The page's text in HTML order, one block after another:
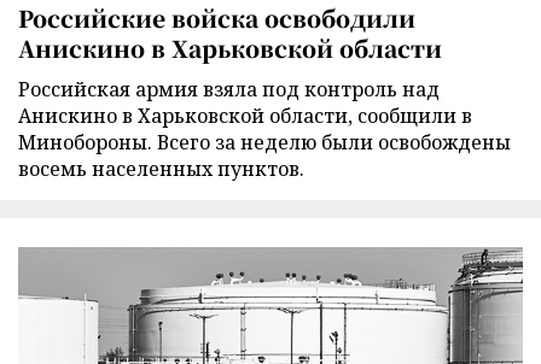
Российские войска освободили
Анискино в Харьковской области
Российская армия взяла под контроль над
Анискино в Харьковской области, сообщили в
Минобороны. Всего за неделю были освобождены
восемь населенных пунктов.